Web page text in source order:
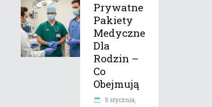
Prywatne
Pakiety
Medyczne
Dla
Rodzin –
Co
Obejmują
5 stycznia,